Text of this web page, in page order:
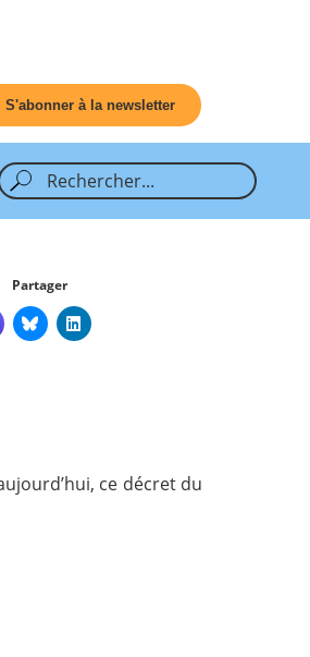
S'abonner à la newsletter
Partager
ce décret du